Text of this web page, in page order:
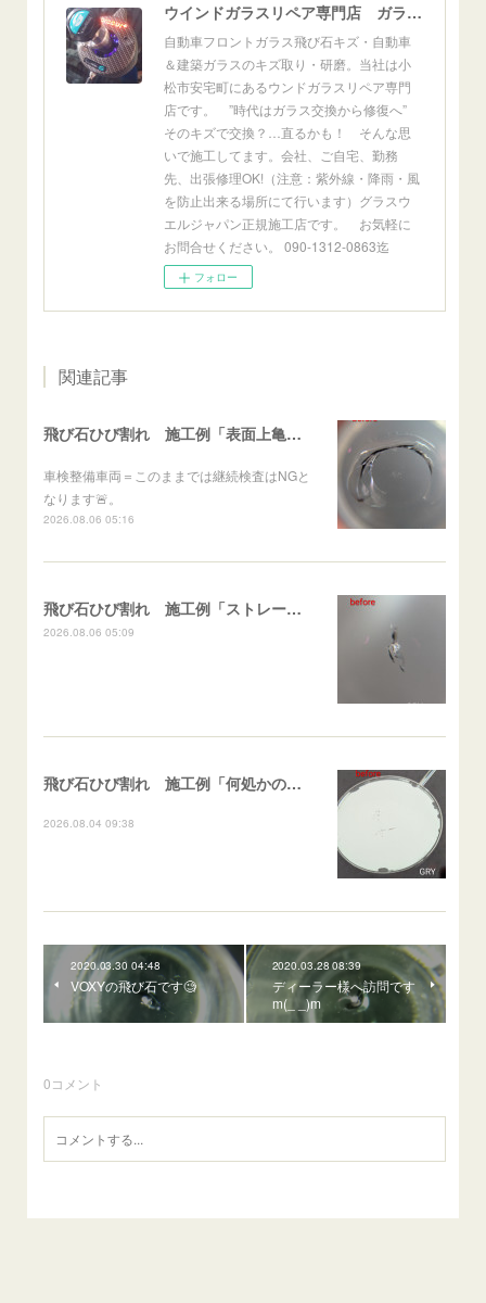
ウインドガラスリペア専門店 ガラスリペア・ヨシダ グラスウェルドジャパン 正規施工店 小松市
自動車フロントガラス飛び石キズ・自動車
＆建築ガラスのキズ取り・研磨。当社は小
松市安宅町にあるウンドガラスリペア専門
店です。 ”時代はガラス交換から修復へ”
そのキズで交換？…直るかも！ そんな思
いで施工してます。会社、ご自宅、勤務
先、出張修理OK!（注意：紫外線・降雨・風
を防止出来る場所にて行います）グラスウ
エルジャパン正規施工店です。 お気軽に
お問合せください。 090-1312-0863迄
フォロー
関連記事
飛び石ひび割れ 施工例「表面上亀裂・ダメージクラック」ステラ
車検整備車両＝このままでは継続検査はNGと
なります🚨。
2026.08.06 05:16
飛び石ひび割れ 施工例「ストレート系パーシャル」ポルテ
2026.08.06 05:09
飛び石ひび割れ 施工例「何処かの施工歴再修復（ヒビ伸び先）及び小さなひび割れ」スイフト
2026.08.04 09:38
2020.03.30 04:48
VOXYの飛び石です🧐
2020.03.28 08:39
ディーラー様へ訪問です
m(_ _)m
0コメント